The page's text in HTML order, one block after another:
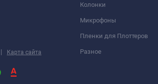
| Карта сайта
Колонки
Микрофоны
Пленки для Плоттеров
Разное